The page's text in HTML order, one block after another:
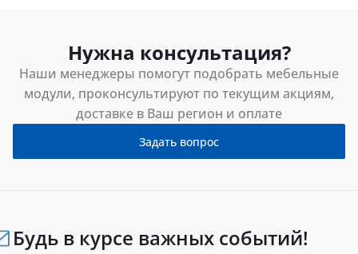
Нужна консультация?
Наши менеджеры помогут подобрать мебельные
модули, проконсультируют по текущим акциям,
доставке в Ваш регион и оплате
Задать вопрос
Будь в курсе важных событий!